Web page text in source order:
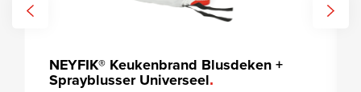
NEYFIK® Keukenbrand Blusdeken +
Sprayblusser Universeel